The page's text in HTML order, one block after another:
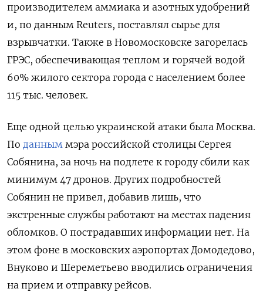
производителем аммиака и азотных удобрений
и, по данным Reuters, поставлял сырье для
взрывчатки. Также в Новомосковске загорелась
ГРЭС, обеспечивающая теплом и горячей водой
60% жилого сектора города с населением более
115 тыс. человек.
Еще одной целью украинской атаки была Москва.
По данным мэра российской столицы Сергея
Собянина, за ночь на подлете к городу сбили как
минимум 47 дронов. Других подробностей
Собянин не привел, добавив лишь, что
экстренные службы работают на местах падения
обломков. О пострадавших информации нет. На
этом фоне в московских аэропортах Домодедово,
Внуково и Шереметьево вводились ограничения
на прием и отправку рейсов.